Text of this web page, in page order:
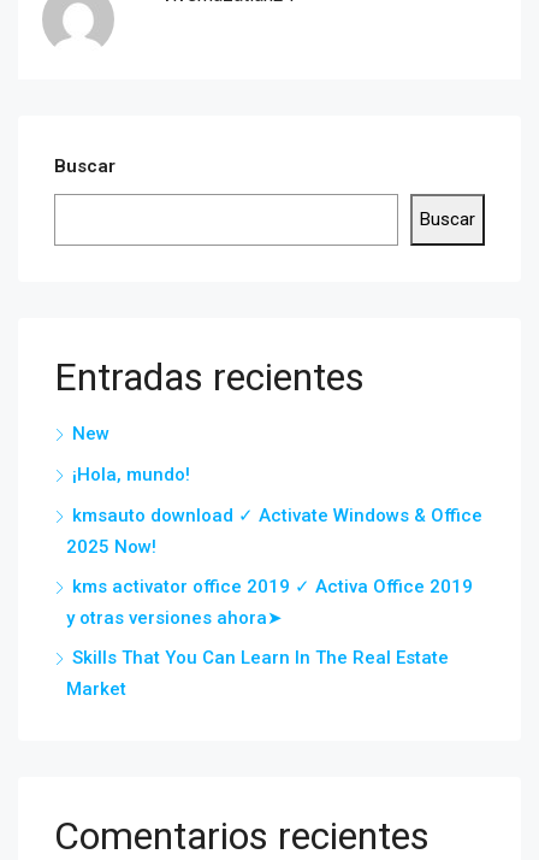
Buscar
Buscar
Entradas recientes
New
¡Hola, mundo!
kmsauto download ✓ Activate Windows & Office
2025 Now!
kms activator office 2019 ✓ Activa Office 2019
y otras versiones ahora➤
Skills That You Can Learn In The Real Estate
Market
Comentarios recientes